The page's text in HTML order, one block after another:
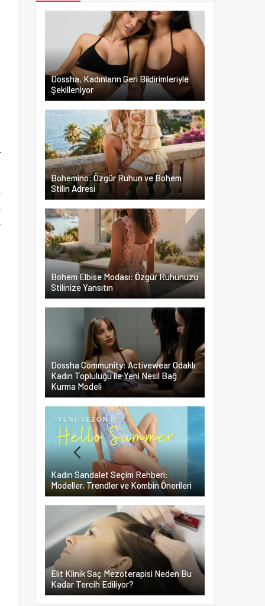
Dossha, Kadınların Geri Bildirimleriyle
Şekilleniyor
Bohemino: Özgür Ruhun ve Bohem
Stilin Adresi
Bohem Elbise Modası: Özgür Ruhunuzu
Stilinize Yansıtın
Dossha Community: Activewear Odaklı
Kadın Topluluğu ile Yeni Nesil Bağ
Kurma Modeli
Kadın Sandalet Seçim Rehberi:
Modeller, Trendler ve Kombin Önerileri
Elit Klinik Saç Mezoterapisi Neden Bu
Kadar Tercih Ediliyor?